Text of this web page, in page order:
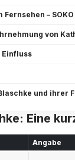
–
von
Einfluss
und ihrer
Eine
Angabe